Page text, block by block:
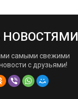
НОВОСТЯМИ
самыми свежими
с друзьями!